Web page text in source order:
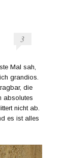
3
Mal sah,
grandios.
die
absolutes
nicht ab.
es ist alles